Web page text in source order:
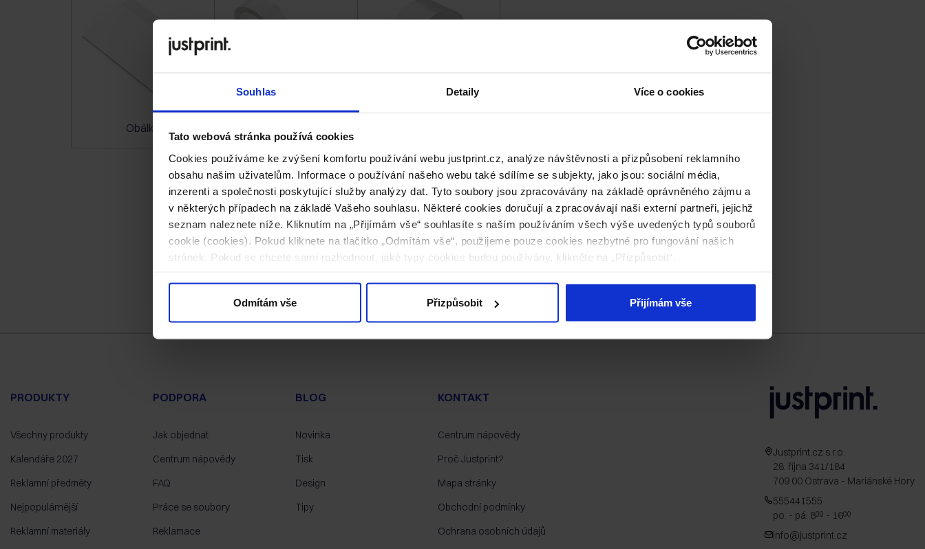
Souhlas Detaily Více o cookies
Tato webová stránka používá cookies
Cookies používáme ke zvýšení komfortu používání webu justprint.cz, analýze návštěvnosti a přizpůsobení reklamního
obsahu našim uživatelům. Informace o používání našeho webu také sdílíme se subjekty, jako jsou: sociální média,
inzerenti a společnosti poskytující služby analýzy dat. Tyto soubory jsou zpracovávány na základě oprávněného zájmu a
v některých případech na základě Vašeho souhlasu. Některé cookies doručují a zpracovávají naši externí partneři, jejichž
seznam naleznete níže. Kliknutím na „Přijímám vše“ souhlasíte s naším používáním všech výše uvedených typů souborů
cookie (cookies). Pokud kliknete na tlačítko „Odmítám vše“, použijeme pouze cookies nezbytné pro fungování našich
stránek. Pokud se chcete sami rozhodnout, jaké typy cookies budou používány, klikněte na „Přizpůsobit“.
Odmítám vše Přizpůsobit Přijímám vše
Obálky
Samolepicí etikety na
PRODUKTY
Všechny produkty
Kalendáře 2027
Reklamní předměty
Nejpopulárnější
Reklamní materiály
PODPORA
Jak objednat
Centrum nápovědy
FAQ
Práce se soubory
Reklamace
BLOG
Novinka
Tisk
Design
Tipy
KONTAKT
Centrum nápovědy
Proč Justprint?
Mapa stránky
Obchodní podmínky
Ochrana osobních údajů
Justprint.cz s.r.o.
28. října 341/184
709 00 Ostrava - Mariánské Hory
555441555
po. - pá. 800 - 1600
info@justprint.cz